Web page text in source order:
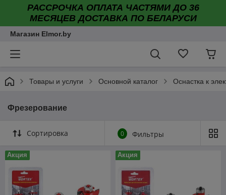
РАССРОЧКА ОПЛАТА ЧАСТЯМИ ДО 36
МЕСЯЦЕВ ДОСТАВКА ПО БЕЛАРУСИ
Магазин Elmor.by
Товары и услуги Основной каталог Оснастка к
Фрезерование
Сортировка 0 Фильтры
Акция Акция